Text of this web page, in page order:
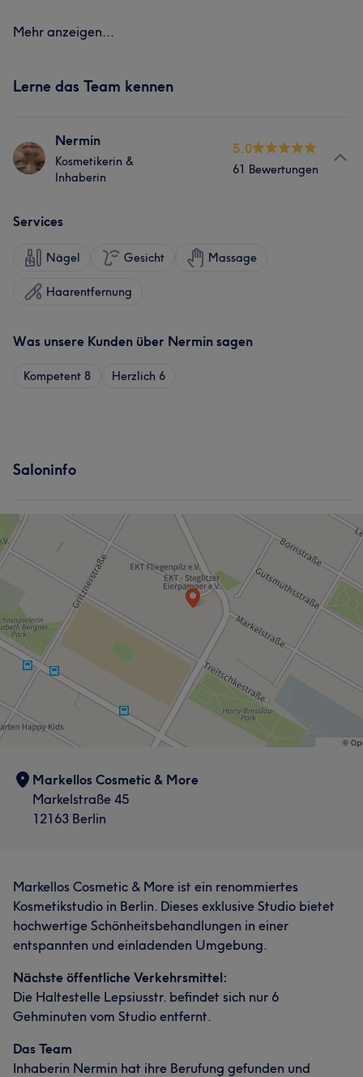
Mehr anzeigen...
Lerne das Team kennen
Nermin
Kosmetikerin &
Inhaberin
5.0
61 Bewertungen
Services
Nägel Gesicht Massage
Haarentfernung
Was unsere Kunden über Nermin sagen
Kompetent 8 Herzlich 6
Saloninfo
Markellos Cosmetic & More
Markelstraße 45
12163 Berlin
Markellos Cosmetic & More ist ein renommiertes
Kosmetikstudio in Berlin. Dieses exklusive Studio bietet
hochwertige Schönheitsbehandlungen in einer
entspannten und einladenden Umgebung.
Nächste öffentliche Verkehrsmittel:
Die Haltestelle Lepsiusstr. befindet sich nur 6
Gehminuten vom Studio entfernt.
Das Team
Inhaberin Nermin hat ihre Berufung gefunden und